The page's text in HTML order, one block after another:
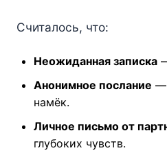
Считалось, что:
Неожиданная записка—
Анонимное послание —
намёк.
Личное письмо от
глубоких чувств.